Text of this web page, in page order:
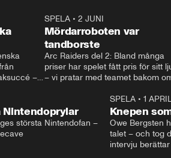
–
SPELA• 2 JUNI
Mördarroboten var
tandborste
Arc Raiders del 2: Bland många
priser har spelet fått pris för sitt
– vi pratar med teamet bakom
Nintendoprylar
största Nintendofan –
SPELA• 1
Knepen
Owe Bergsten
talet – och tog
intervju